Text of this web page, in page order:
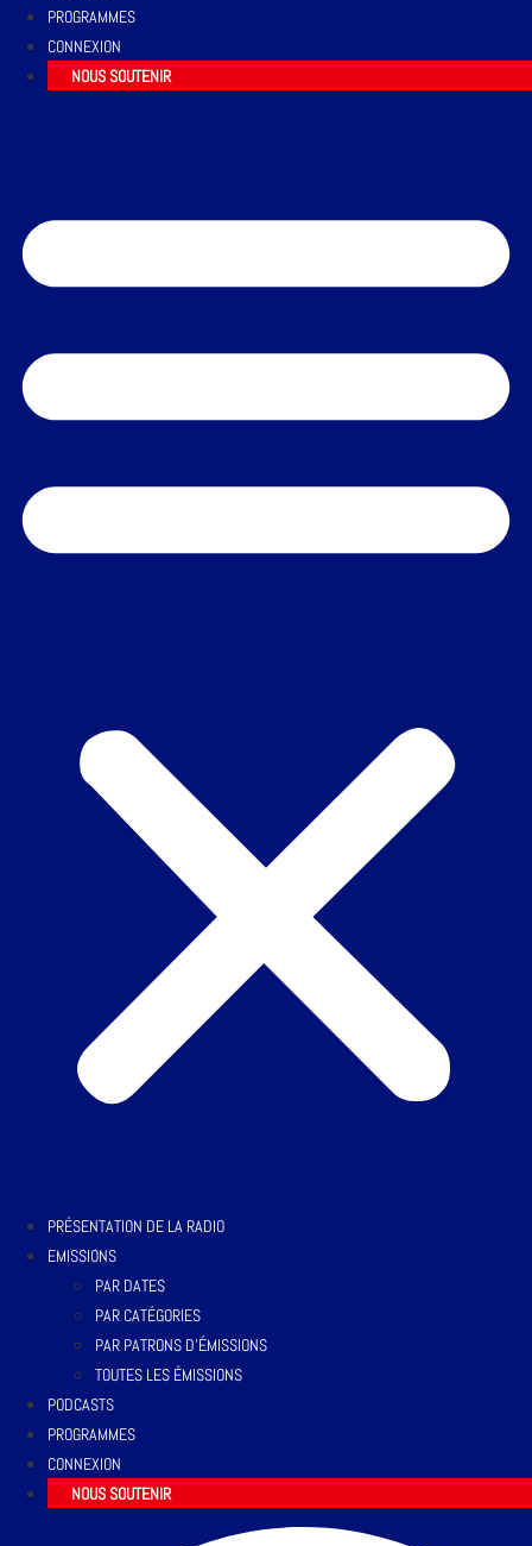
PROGRAMMES
CONNEXION
NOUS SOUTENIR
PRÉSENTATION DE LA RADIO
EMISSIONS
PAR DATES
PAR CATÉGORIES
PAR PATRONS D’ÉMISSIONS
TOUTES LES ÉMISSIONS
PODCASTS
PROGRAMMES
CONNEXION
NOUS SOUTENIR